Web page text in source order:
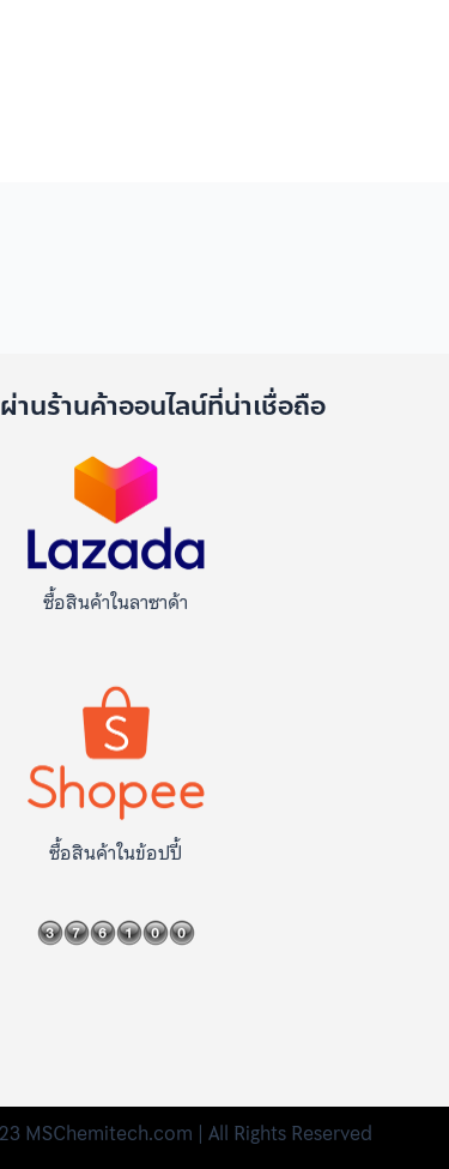
านร้านค้าออนไลน์ที่น่าเชื่อถือ
ซื้อสินค้าในลาซาด้า
ซื้อสินค้าในข้อปปี้
MSChemitech.com | All Rights Reserved